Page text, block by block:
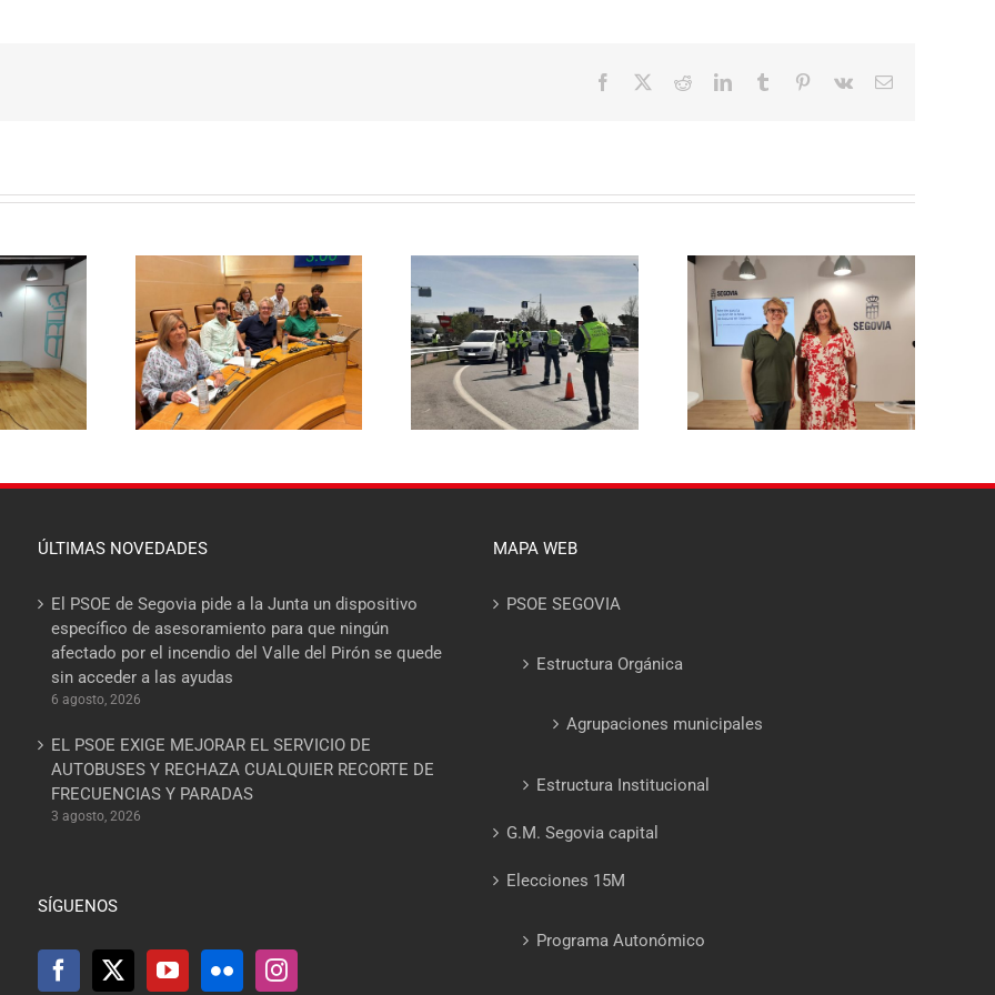
Facebook RedditLinkedInTumblr Pinterest
Vk
Correo
rebajar un 20%
basuras y
el mayor
fiscal soportado
segovianas
El PSOE pide
responsabilidades políticas
al PP tras las diligencias
abiertas a la alcaldesa de La
Lastrilla por un presunto
incidente con la Guardia Civil
El PSOE propone reducir un
20 % la tasa de basuras para
las viviendas habituales y
hacerla más justa para las
familias segovianas
El PSOE de Segovia pide a la
Junta un dispositivo
específico de asesoramiento
para que ningún afectado
por el incendio del Valle del
Pirón se quede sin acceder a
las ayudas
ÚLTIMAS NOVEDADES
El PSOE de Segovia pide a la Junta un dispositivo
específico de asesoramiento para que ningún
afectado por el incendio del Valle del Pirón se quede
sin acceder a las ayudas
6 agosto, 2026
EL PSOE EXIGE MEJORAR EL SERVICIO DE
AUTOBUSES Y RECHAZA CUALQUIER RECORTE DE
FRECUENCIAS Y PARADAS
3 agosto, 2026
SÍGUENOS
MAPA WEB
PSOE SEGOVIA
Estructura Orgánica
Agrupaciones municipales
Estructura Institucional
G.M. Segovia capital
Elecciones 15M
Programa Autonómico